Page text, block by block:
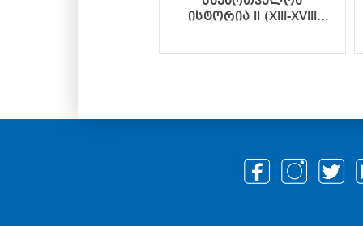
ისტორია II (XIII-XVIII